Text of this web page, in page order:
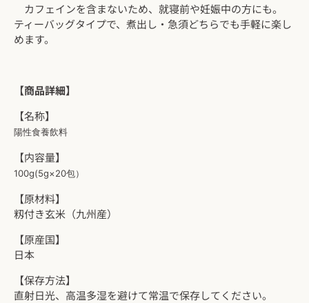
カフェインを含まないため、就寝前や妊娠中の方にも。
ティーバッグタイプで、煮出し・急須どちらでも手軽に楽し
めます。
【商品詳細】
【名称】
陽性食養飲料
【内容量】
100g(5g×20包）
【原材料】
籾付き玄米（九州産）
【原産国】
日本
【保存方法】
直射日光、高温多湿を避けて常温で保存してください。